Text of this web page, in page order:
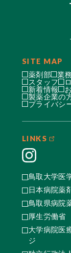
SITE MAP
薬剤部 業
スタッフ
新着情報
製薬企業の
プライバシ
LINKS
鳥取大学医
日本病院薬
鳥取県病院
厚生労働省
大学病院医
ジ